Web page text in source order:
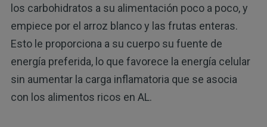
los carbohidratos a su alimentación poco a poco, y
empiece por el arroz blanco y las frutas enteras.
Esto le proporciona a su cuerpo su fuente de
energía preferida, lo que favorece la energía celular
sin aumentar la carga inflamatoria que se asocia
con los alimentos ricos en AL.